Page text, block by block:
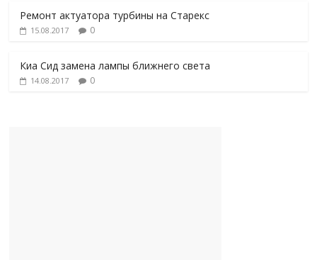
Ремонт актуатора турбины на Старекс
15.08.2017 0
Киа Сид замена лампы ближнего света
14.08.2017 0